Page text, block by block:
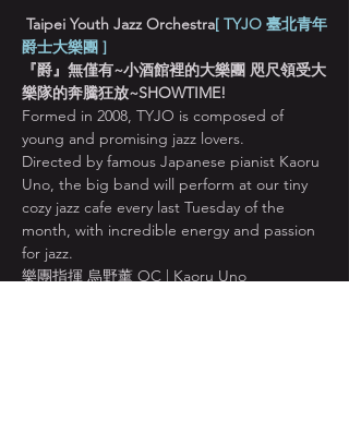
Taipei Youth Jazz Orchestra[ TYJO 臺北青年
爵士大樂團 ]
『爵』無僅有~小酒館裡的大樂團 咫尺領受大
樂隊的奔騰狂放~SHOWTIME!
Formed in 2008, TYJO is composed of
young and promising jazz lovers.
Directed by famous Japanese pianist Kaoru
Uno, the big band will perform at our tiny
cozy jazz cafe every last Tuesday of the
month, with incredible energy and passion
for jazz.
樂團指揮 烏野薰 OC | Kaoru Uno